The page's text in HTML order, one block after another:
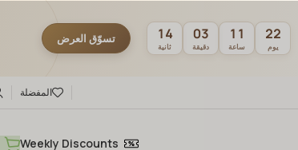
22
يوم
11
ساعة
03
دقيقة
13
ثانية
تسوّق العرض
المفضلة
Weekly Discounts